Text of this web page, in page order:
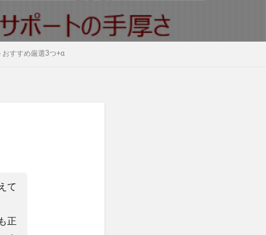
おすすめ厳選3つ+α
て
正